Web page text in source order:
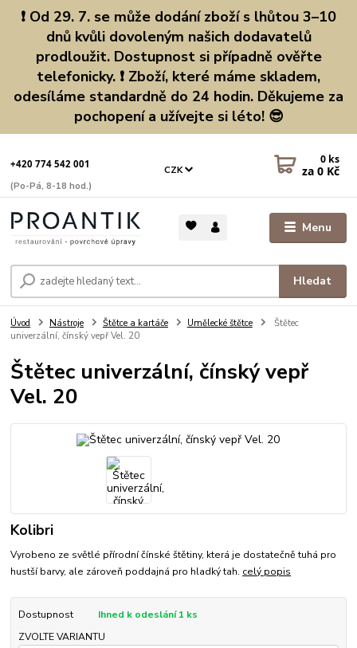
❗ Od 29. 7. se může dodání zboží s lhůtou 3–10
dnů kvůli dovoleným našich dodavatelů
prodloužit. Dostupnost si případně ověřte
telefonicky. ❗ Zboží, které máme skladem,
odesíláme standardně do 24 hodin. Děkujeme za
pochopení a užívejte si léto! 😎
Menu
CZK
Hledat
+420 774 542 001
(Po-Pá, 8-18 hod.)
0 ks
za 0 Kč
Úvod Nástroje Štětce a kartáče Umělecké štětce
Štětec
univerzální, čínský vepř Vel. 20
Štětec univerzální, čínský vepř
Vel. 20
Kolibri
Vyrobeno ze světlé přírodní čínské štětiny, která je dostatečně tuhá pro
hustší barvy, ale zároveň poddajná pro hladký tah. celý popis
Dostupnost
Ihned k odeslání 1 ks
ZVOLTE VARIANTU